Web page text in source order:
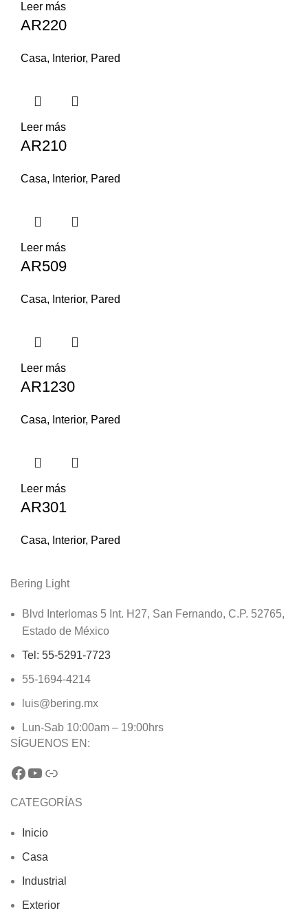
Leer más
AR220
Casa, Interior, Pared
Leer más
AR210
Casa, Interior, Pared
Leer más
AR509
Casa, Interior, Pared
Leer más
AR1230
Casa, Interior, Pared
Leer más
AR301
Casa, Interior, Pared
Bering Light
Blvd Interlomas 5 Int. H27, San Fernando, C.P. 52765,
Estado de México
Tel: 55-5291-7723
55-1694-4214
luis@bering.mx
Lun-Sab 10:00am – 19:00hrs
SÍGUENOS EN:
CATEGORÍAS
Inicio
Casa
Industrial
Exterior